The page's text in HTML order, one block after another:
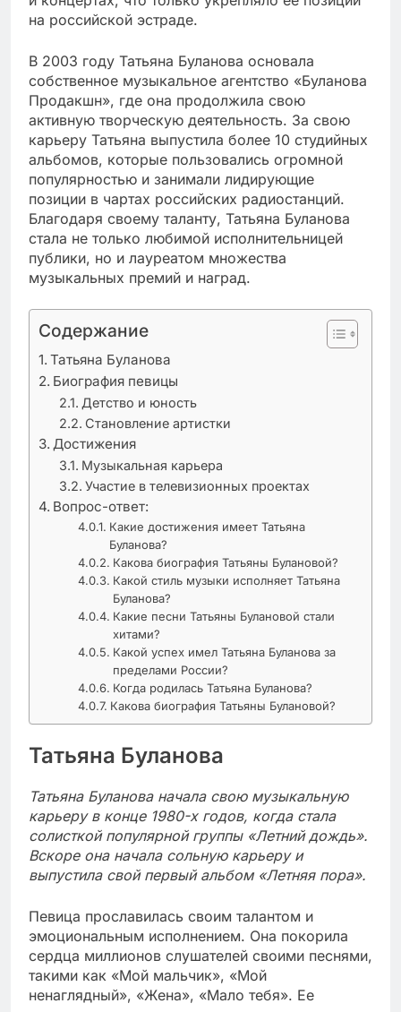
на российской эстраде.
В 2003 году Татьяна Буланова основала
собственное музыкальное агентство «Буланова
Продакшн», где она продолжила свою
активную творческую деятельность. За свою
карьеру Татьяна выпустила более 10 студийных
альбомов, которые пользовались огромной
популярностью и занимали лидирующие
позиции в чартах российских радиостанций.
Благодаря своему таланту, Татьяна Буланова
стала не только любимой исполнительницей
публики, но и лауреатом множества
музыкальных премий и наград.
Содержание
Татьяна Буланова
Биография певицы
Детство и юность
Становление артистки
Достижения
Музыкальная карьера
Участие в телевизионных проектах
Вопрос-ответ:
Какие достижения имеет Татьяна
Буланова?
Какова биография Татьяны Булановой?
Какой стиль музыки исполняет Татьяна
Буланова?
Какие песни Татьяны Булановой стали
хитами?
Какой успех имел Татьяна Буланова за
пределами России?
Когда родилась Татьяна Буланова?
Какова биография Татьяны Булановой?
Татьяна Буланова
Татьяна Буланова начала свою музыкальную
карьеру в конце 1980-х годов, когда стала
солисткой популярной группы «Летний дождь».
Вскоре она начала сольную карьеру и
выпустила свой первый альбом «Летняя пора».
Певица прославилась своим талантом и
эмоциональным исполнением. Она покорила
сердца миллионов слушателей своими песнями,
такими как «Мой мальчик», «Мой
ненаглядный», «Жена», «Мало тебя». Ее